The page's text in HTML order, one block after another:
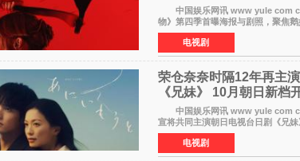
中国娱乐网讯 www yule com cn Netflix真实罪案系列剧集
物》第四季首曝海报与剧照，聚焦
案——丽兹·波顿砍死生父与继母案
电视剧
荣仓奈奈时隔12年再主
《兄妹》 10月朝日新档
中国娱乐网讯 www yule com cn 荣仓奈奈与赤楚卫二于8月3
宣将共同主演朝日电视台日剧《兄
出）。这也是荣仓奈奈继TBS剧集《
电视剧